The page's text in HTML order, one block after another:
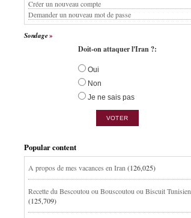
Créer un nouveau compte
Demander un nouveau mot de passe
Sondage
Doit-on attaquer l'Iran ?:
Oui
Non
Je ne sais pas
Popular content
A propos de mes vacances en Iran(126,025)
Recette du Bescoutou ou Bouscoutou ou Biscuit Tunisien
(125,709)